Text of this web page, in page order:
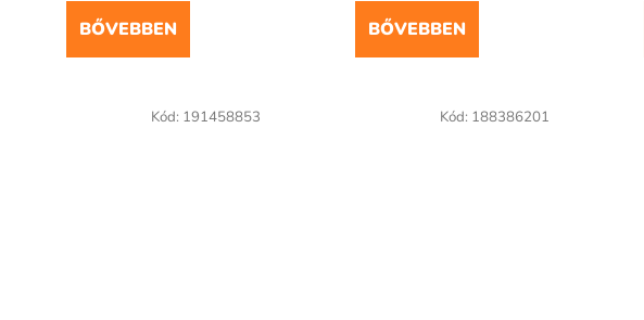
BŐVEBBEN BŐVEBBEN
Kód: 191458853 Kód: 188386201